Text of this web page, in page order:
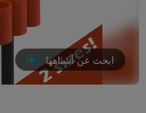
ابحث عن أشباهها